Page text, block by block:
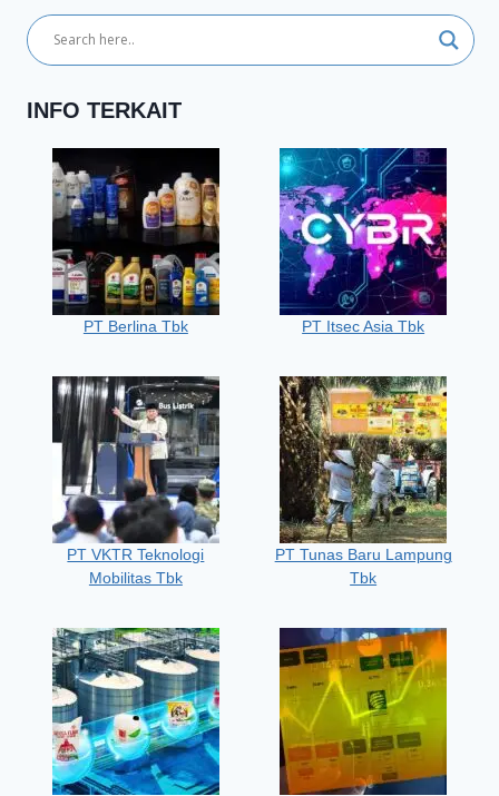
INFO TERKAIT
PT Berlina Tbk PT Itsec Asia Tbk
PT VKTR Teknologi
Mobilitas Tbk
PT Tunas Baru Lampung
Tbk